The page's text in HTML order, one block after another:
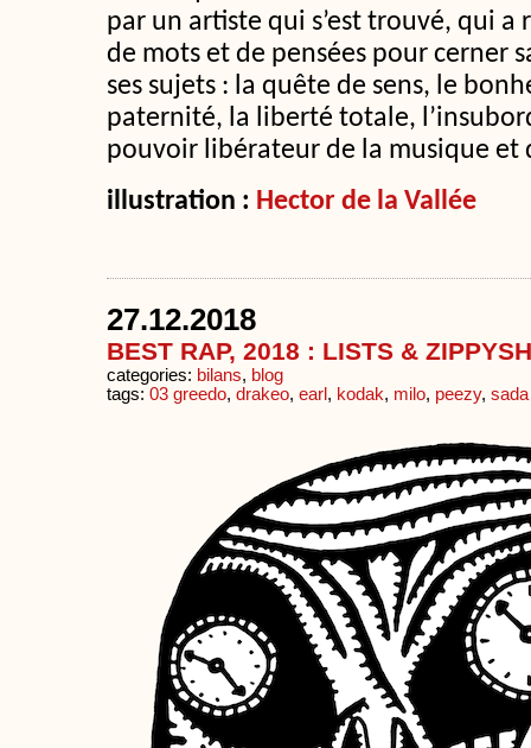
par un artiste qui s’est trouvé, qui a
de mots et de pensées pour cerner
ses sujets : la quête de sens, le
paternité, la liberté totale,
pouvoir libérateur de la musique et
illustration : Hector de la Vallée
27.12.2018
BEST RAP, 2018 : LISTS &
categories: bilans, blog
tags: 03 greedo, drakeo, earl , kodak, milo, peezy,